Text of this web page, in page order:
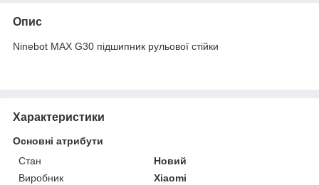
Опис
Ninebot MAX G30 підшипник рульової стійки
Характеристики
Основні атрибути
Стан
Новий
Виробник
Xiaomi